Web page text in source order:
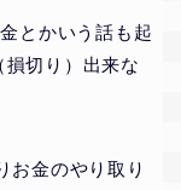
とかいう話も起
切り）出来な
お金のやり取り